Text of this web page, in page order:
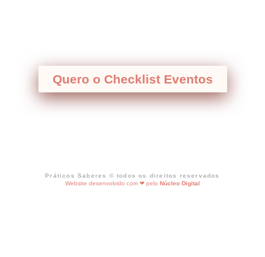
Pede já o teu
Quero o Checklist Eventos
Práticos Saberes © todos os direitos reservados
Website desenvolvido com ❤ pelo Núcleo Digital